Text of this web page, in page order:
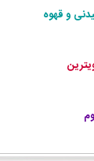
و قهوه